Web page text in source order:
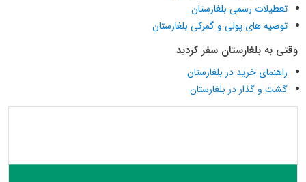
تعطیلات رسمی بلغارستان
توصیه های پولی و گمرکی بلغارستان
وقتی به بلغارستان سفر کردید
راهنمای خرید در بلغارستان
گشت و گذار در بلغارستان